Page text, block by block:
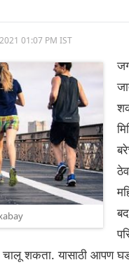
01:07 PM IST
शकता. यासाठी आपण